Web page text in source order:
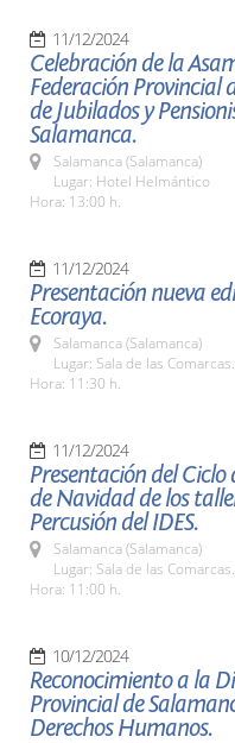
11/12/2024
Celebración de la
Federación Provincial
de Jubilados y
Salamanca.
Salamanca (Salamanca)
Lugar: Hotel Helmántico
Hora: 13:00 h.
11/12/2024
Presentación nueva
Ecoraya.
Salamanca (Salamanca)
Lugar: Sala de las Comarcas.
Hora: 11:30 h.
11/12/2024
Presentación del Ciclo
de Navidad de los
Percusión del IDES.
Salamanca (Salamanca)
Lugar: Sala de las Comarcas.
Hora: 11:00 h.
10/12/2024
Reconocimiento a la
Provincial de
Derechos Humanos.